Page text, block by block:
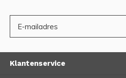
Klantenservice